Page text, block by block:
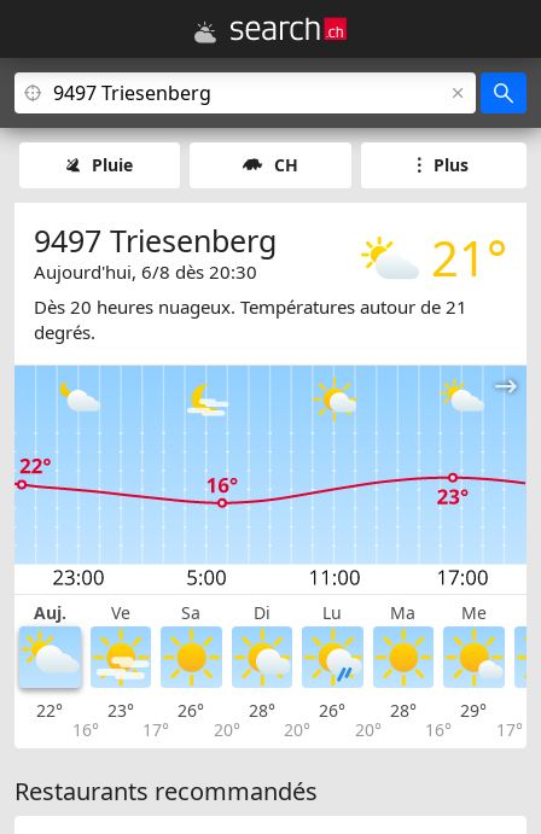
Pluie CH Plus
21°
9497 Triesenberg
Aujourd'hui, 6/8 dès 20:30
Dès 20 heures nuageux. Températures autour de 21
degrés.
Auj. Ve Sa Di Lu Ma Me
22°
16°
23°
17°
26°
20°
28°
20°
26°
20°
28°
16°
29°
17°
Restaurants recommandés